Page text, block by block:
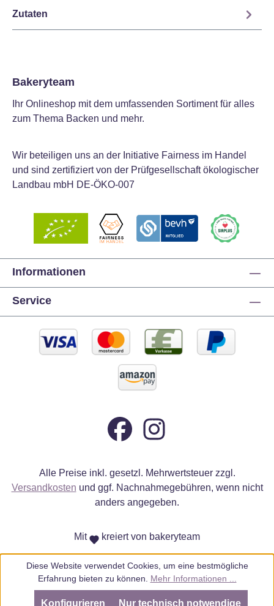
Zutaten
Bakeryteam
Ihr Onlineshop mit dem umfassenden Sortiment für alles
zum Thema Backen und mehr.
Wir beteiligen uns an der Initiative Fairness im Handel
und sind zertifiziert von der Prüfgesellschaft ökologischer
Landbau mbH DE-ÖKO-007
Informationen
Service
Alle Preise inkl. gesetzl. Mehrwertsteuer zzgl.
Versandkosten und ggf. Nachnahmegebühren, wenn nicht
anders angegeben.
Mit kreiert von bakeryteam
Diese Website verwendet Cookies, um eine bestmögliche
Erfahrung bieten zu können. Mehr Informationen ...
Nur technisch notwendige
Konfigurieren